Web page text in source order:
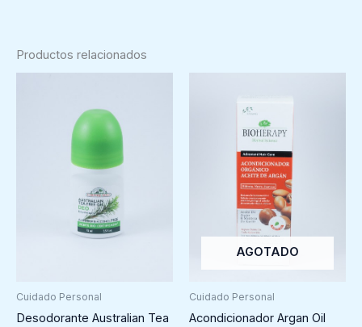
Productos relacionados
Cuidado Personal
Desodorante Australian Tea
AGOTADO
Cuidado Personal
Acondicionador Argan Oil